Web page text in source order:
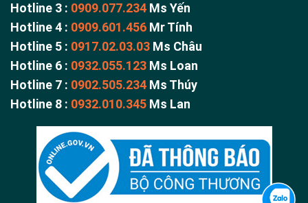
Hotline 3 : 0909.077.234 Ms Yến
Hotline 4 : 0909.601.456 Mr Tính
Hotline 5 : 0917.02.03.03 Ms Châu
Hotline 6 : 0932.055.123 Ms Loan
Hotline 7 : 0902.505.234 Ms Thúy
Hotline 8 : 0932.010.345 Ms Lan